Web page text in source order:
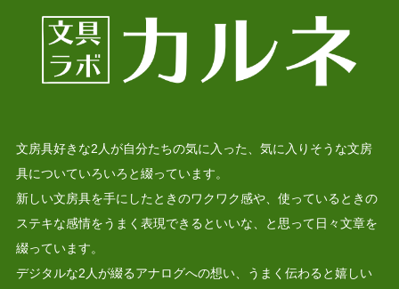
文房具好きな2人が自分たちの気に入った、気に入りそうな文房
具についていろいろと綴っています。
新しい文房具を手にしたときのワクワク感や、使っているときの
ステキな感情をうまく表現できるといいな、と思って日々文章を
綴っています。
デジタルな2人が綴るアナログへの想い、うまく伝わると嬉しい